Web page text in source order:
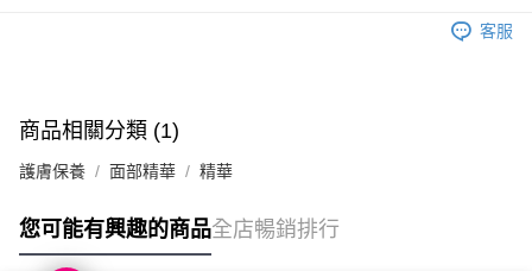
客服
商品相關分類 (1)
護膚保養 面部精華 精華
您可能有興趣的商品全店暢銷排行